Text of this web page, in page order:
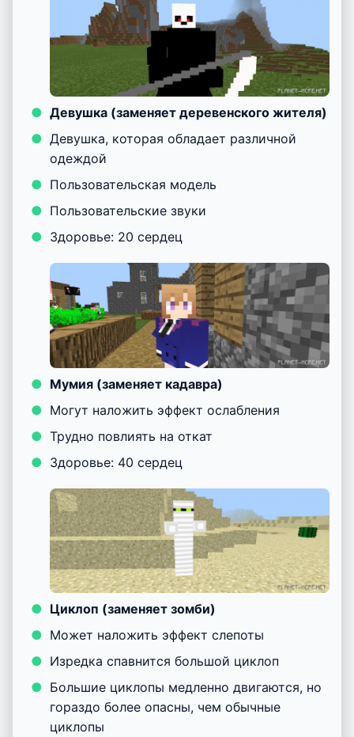
Девушка (заменяет деревенского жителя)
Девушка, которая обладает различной
одеждой
Пользовательская модель
Пользовательские звуки
Здоровье: 20 сердец
Мумия (заменяет кадавра)
Могут наложить эффект ослабления
Трудно повлиять на откат
Здоровье: 40 сердец
Циклоп (заменяет зомби)
Может наложить эффект слепоты
Изредка спавнится большой циклоп
Большие циклопы медленно двигаются, но
гораздо более опасны, чем обычные
циклопы